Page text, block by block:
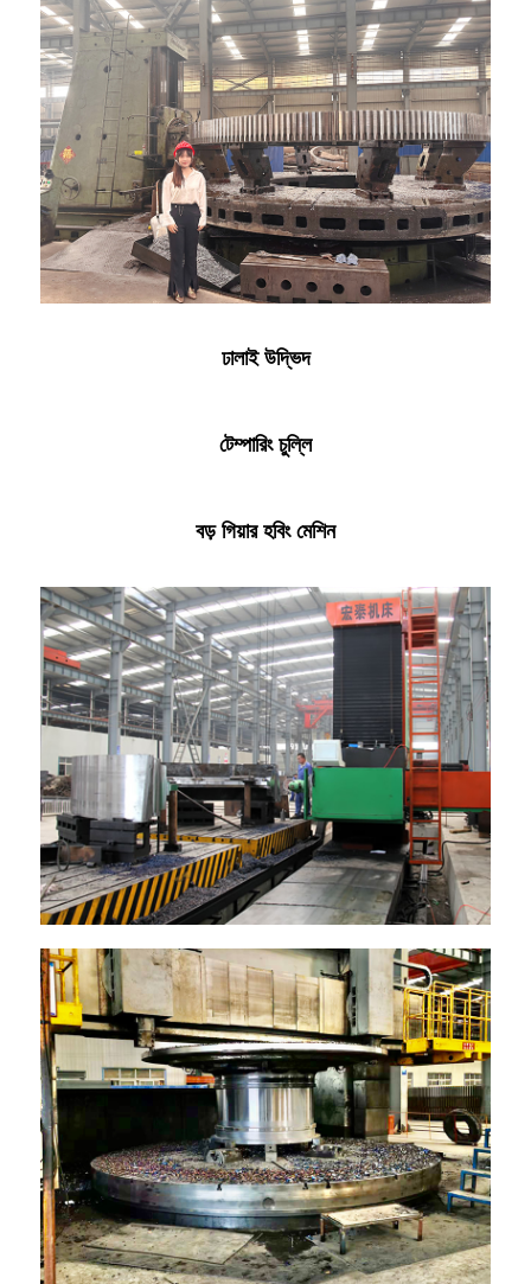
ঢালাই উদ্ভিদ
টেম্পারিং চুল্লি
বড় গিয়ার হবিং মেশিন